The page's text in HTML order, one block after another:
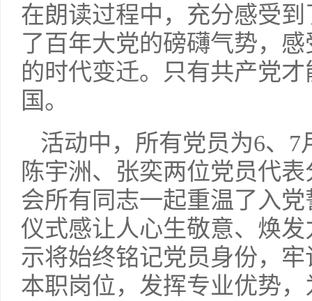
在朗读过程中，充分感受
了百年大党的磅礴气势，
的时代变迁。只有共产党
国。
活动中，所有党员为6、
陈宇洲、张奕两位党员代
会所有同志一起重温了入
仪式感让人心生敬意、焕
示将始终铭记党员身份，
本职岗位，发挥专业优势